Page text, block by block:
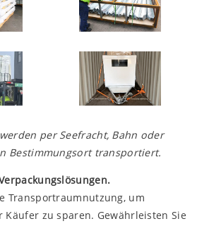
per Seefracht, Bahn oder
Bestimmungsort transportiert.
Transportraumnutzung, um
Käufer zu sparen. Gewährleisten Sie